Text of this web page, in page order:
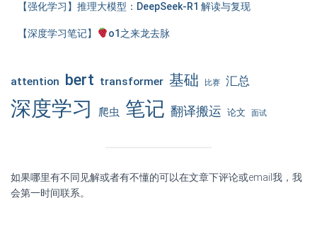
【强化学习】推理大模型：DeepSeek-R1 解读与复现
【深度学习笔记】 o1之来龙去脉
attention bert transformer 基础 比赛 汇总
深度学习 爬虫 笔记 翻译搬运 论文 面试
如果哪里有不同见解或者有不懂的可以在文章下评论或email我，我
会第一时间联系。